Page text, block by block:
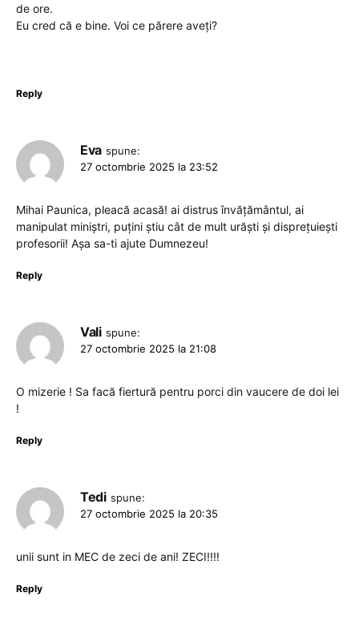
de ore.
Eu cred că e bine. Voi ce părere aveți?
Reply
Eva spune:
27 octombrie 2025 la 23:52
Mihai Paunica, pleacă acasă! ai distrus învățământul, ai
manipulat miniștri, puțini știu cât de mult urăști și disprețuiești
profesorii! Așa sa-ti ajute Dumnezeu!
Reply
Vali spune:
27 octombrie 2025 la 21:08
O mizerie ! Sa facă fiertură pentru porci din vaucere de doi lei
!
Reply
Tedi spune:
27 octombrie 2025 la 20:35
unii sunt in MEC de zeci de ani! ZECI!!!!
Reply